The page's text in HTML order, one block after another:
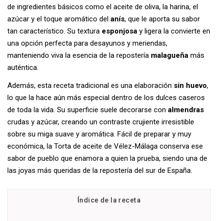
de ingredientes básicos como el aceite de oliva, la harina, el
azúcar y el toque aromático del anís, que le aporta su sabor
tan característico. Su textura esponjosa y ligera la convierte en
una opción perfecta para desayunos y meriendas,
manteniendo viva la esencia de la repostería malagueña más
auténtica.
Además, esta receta tradicional es una elaboración sin huevo,
lo que la hace aún más especial dentro de los dulces caseros
de toda la vida. Su superficie suele decorarse con almendras
crudas y azúcar, creando un contraste crujiente irresistible
sobre su miga suave y aromática. Fácil de preparar y muy
económica, la Torta de aceite de Vélez-Málaga conserva ese
sabor de pueblo que enamora a quien la prueba, siendo una de
las joyas más queridas de la repostería del sur de España.
Índice de la receta